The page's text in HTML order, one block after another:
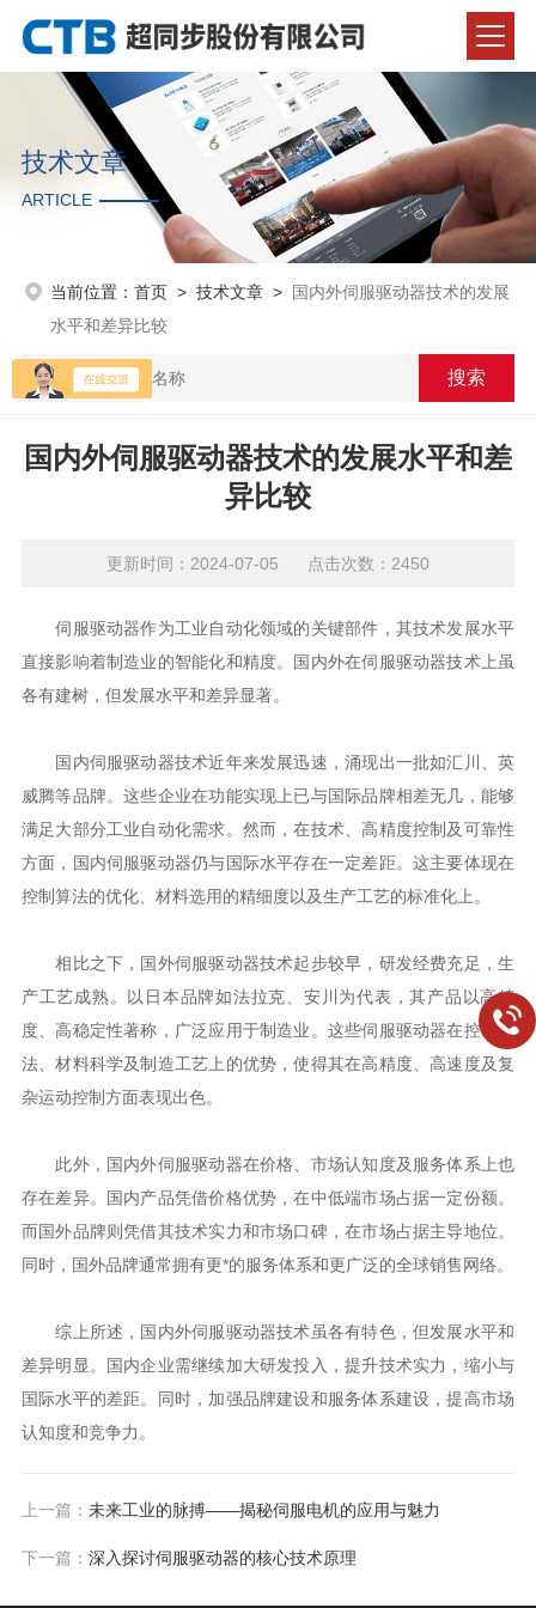
技术文章
ARTICLE
当前位置： 首页> 技术文章>
国内外伺服驱动器技术的发展
水平和差异比较
国内外伺服驱动器技术的发展水平和差
异比较
更新时间：2024-07-05 点击次数：2450
伺服驱动器作为工业自动化领域的关键部件，其技术发展水平
直接影响着制造业的智能化和精度。国内外在伺服驱动器技术上虽
各有建树，但发展水平和差异显著。
国内伺服驱动器技术近年来发展迅速，涌现出一批如汇川、英
威腾等品牌。这些企业在功能实现上已与国际品牌相差无几，能够
满足大部分工业自动化需求。然而，在技术、高精度控制及可靠性
方面，国内伺服驱动器仍与国际水平存在一定差距。这主要体现在
控制算法的优化、材料选用的精细度以及生产工艺的标准化上。
相比之下，国外伺服驱动器技术起步较早，研发经费充足，生
产工艺成熟。以日本品牌如法拉克、安川为代表，其产品以高精
度、高稳定性著称，广泛应用于制造业。这些伺服驱动器在控制算
法、材料科学及制造工艺上的优势，使得其在高精度、高速度及复
杂运动控制方面表现出色。
此外，国内外伺服驱动器在价格、市场认知度及服务体系上也
存在差异。国内产品凭借价格优势，在中低端市场占据一定份额。
而国外品牌则凭借其技术实力和市场口碑，在市场占据主导地位。
同时，国外品牌通常拥有更*的服务体系和更广泛的全球销售网络。
综上所述，国内外伺服驱动器技术虽各有特色，但发展水平和
差异明显。国内企业需继续加大研发投入，提升技术实力，缩小与
国际水平的差距。同时，加强品牌建设和服务体系建设，提高市场
认知度和竞争力。
上一篇： 未来工业的脉搏——揭秘伺服电机的应用与魅力
下一篇： 深入探讨伺服驱动器的核心技术原理